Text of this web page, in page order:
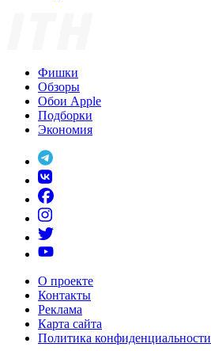
Фишки
Обзоры
Обои Apple
Подборки
Экономия
О проекте
Контакты
Реклама
Карта сайта
Политика конфиденциальности